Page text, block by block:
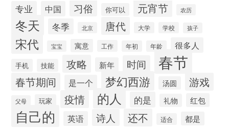
专业 中国 习俗 你可以 元宵节 农历
冬天 冬季 北京 唐代 大学 学校 孩子
宋代 宝宝 寓意 工作 年初 年龄 很多人
手机 技能 攻略 新年 时间 春节
春节期间 是一个 梦幻西游 汤圆 游戏
父母 玩家 疫情 的人 的是 礼物 红包
自己的 英语 诗人 还不 适合 都是